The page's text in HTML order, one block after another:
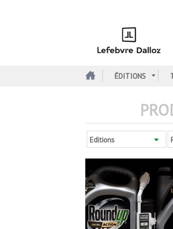
ÉDITIONS
Editions